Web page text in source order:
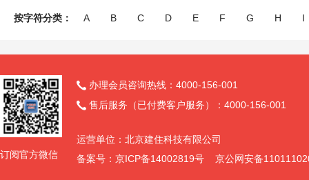
按字符分类： A B C D E F G H I
订阅官方微信
 办理会员咨询热线：4000-156-001
 售后服务（已付费客户服务）：4000-156-001
运营单位：北京建住科技有限公司
备案号：京ICP备14002819号 京公网安备